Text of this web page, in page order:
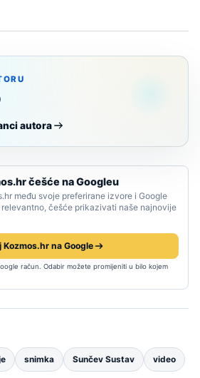
autora
češće na Googleu
među svoje preferirane izvore i Google
češće prikazivati naše najnovije
Kozmos.hr na Google
račun. Odabir možete promijeniti u bilo kojem
snimka Sunčev Sustav video